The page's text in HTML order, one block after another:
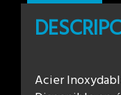
Acier